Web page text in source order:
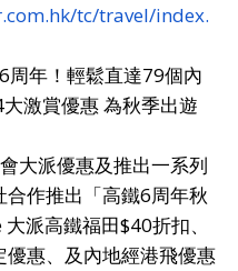
tc/travel/index.
大派優惠及推出一系列
作推出「高鐵6周年秋
派高鐵福田$40折扣、
惠、及內地經港飛優惠